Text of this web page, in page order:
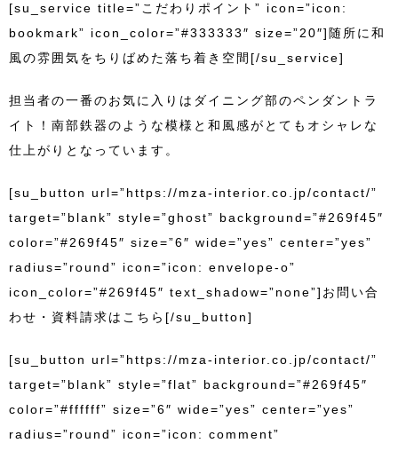
[su_service title=”こだわりポイント” icon=”icon:
bookmark” icon_color=”#333333″ size=”20″]随所に和
風の雰囲気をちりばめた落ち着き空間[/su_service]
担当者の一番のお気に入りはダイニング部のペンダントラ
イト！南部鉄器のような模様と和風感がとてもオシャレな
仕上がりとなっています。
[su_button url=”https://mza-interior.co.jp/contact/”
target=”blank” style=”ghost” background=”#269f45″
color=”#269f45″ size=”6″ wide=”yes” center=”yes”
radius=”round” icon=”icon: envelope-o”
icon_color=”#269f45″ text_shadow=”none”]お問い合
わせ・資料請求はこちら[/su_button]
[su_button url=”https://mza-interior.co.jp/contact/”
target=”blank” style=”flat” background=”#269f45″
color=”#ffffff” size=”6″ wide=”yes” center=”yes”
radius=”round” icon=”icon: comment”